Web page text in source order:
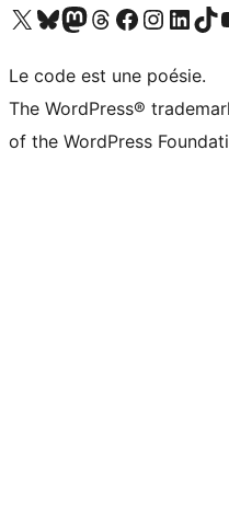
Visitez notre compte X (précédemment Twitter)
Visiter notre compte Bluesky
Visiter notre compte Mastodon
Visiter notre compte Threads
Consulter notre compte
Consulter notre
Consulter notre
Visiter
Le code est une poésie.
The WordPress®
of the WordPress